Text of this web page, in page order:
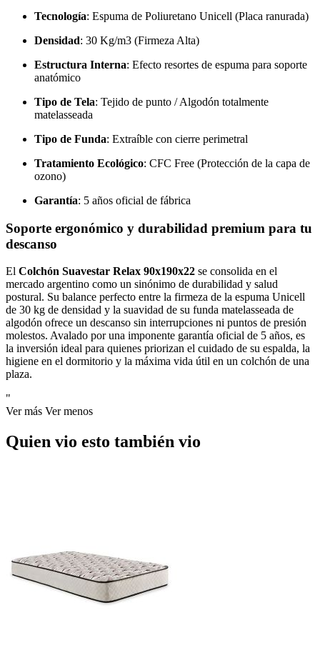
Tecnología: Espuma de Poliuretano Unicell (Placa ranurada)
Densidad: 30 Kg/m3 (Firmeza Alta)
Estructura Interna: Efecto resortes de espuma para soporte
anatómico
Tipo de Tela: Tejido de punto / Algodón totalmente
matelasseada
Tipo de Funda: Extraíble con cierre perimetral
Tratamiento Ecológico: CFC Free (Protección de la capa de
ozono)
Garantía: 5 años oficial de fábrica
Soporte ergonómico y durabilidad premium para tu
descanso
El Colchón Suavestar Relax 90x190x22 se consolida en el
mercado argentino como un sinónimo de durabilidad y salud
postural. Su balance perfecto entre la firmeza de la espuma Unicell
de 30 kg de densidad y la suavidad de su funda matelasseada de
algodón ofrece un descanso sin interrupciones ni puntos de presión
molestos. Avalado por una imponente garantía oficial de 5 años, es
la inversión ideal para quienes priorizan el cuidado de su espalda, la
higiene en el dormitorio y la máxima vida útil en un colchón de una
plaza.
"
Ver más Ver menos
Quien vio esto también vio